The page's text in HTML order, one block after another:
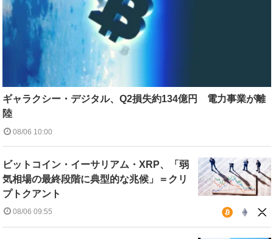
ギャラクシー・デジタル、Q2損失約134億円 電力事業が離
陸
08/06 10:00
ビットコイン・イーサリアム・XRP、「弱
気相場の最終段階に典型的な兆候」＝クリ
プトクアント
08/06 09:55